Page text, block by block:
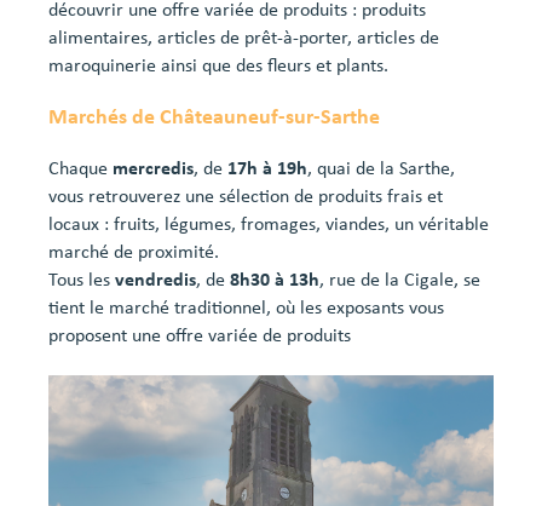
découvrir une offre variée de produits : produits
alimentaires, articles de prêt-à-porter, articles de
maroquinerie ainsi que des fleurs et plants.
Marchés de Châteauneuf-sur-Sarthe
Chaque mercredis, de 17h à 19h, quai de la Sarthe,
vous retrouverez une sélection de produits frais et
locaux : fruits, légumes, fromages, viandes, un véritable
marché de proximité.
Tous les vendredis, de 8h30 à 13h, rue de la Cigale, se
tient le marché traditionnel, où les exposants vous
proposent une offre variée de produits